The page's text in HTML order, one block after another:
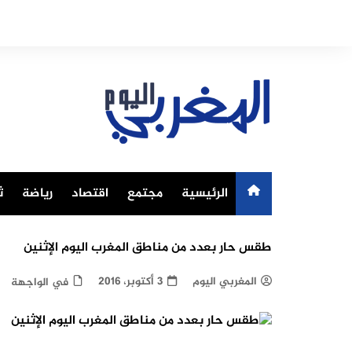
الرئيسية مجتمع اقتصاد رياضة
طقس حار بعدد من مناطق المغرب اليوم الإثنين
المغربي اليوم 3 أكتوبر، 2016 في الواجهة